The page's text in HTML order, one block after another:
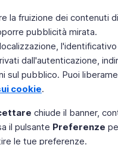
fruizione dei contenuti
pubblicità mirata.
dall'autenticazione,
sul pubblico. Puoi
cookie.
chiude il banner,
il pulsante Preferenze
le tue preferenze.